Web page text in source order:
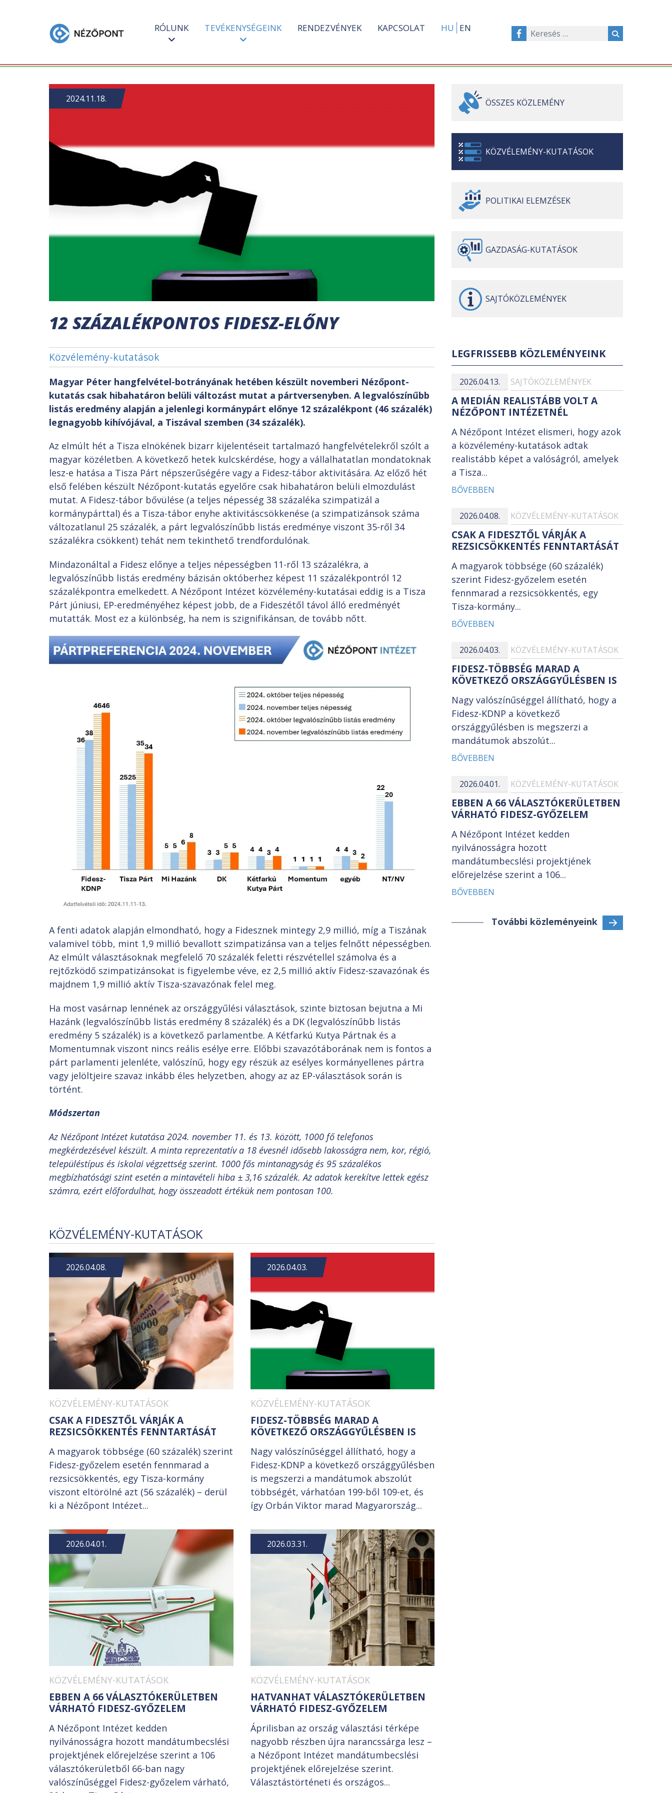
RÓLUNK TEVÉKENYSÉGEINK RENDEZVÉNYEK KAPCSOLAT HU EN
12 SZÁZALÉKPONTOS FIDESZ-ELŐNY
Közvélemény-kutatások
2024.11.18.
Magyar Péter hangfelvétel-botrányának hetében készült novemberi Nézőpont-
kutatás csak hibahatáron belüli változást mutat a pártversenyben. A legvalószínűbb
listás eredmény alapján a jelenlegi kormánypárt előnye 12 százalékpont (46 százalék)
legnagyobb kihívójával, a Tiszával szemben (34 százalék).
Az elmúlt hét a Tisza elnökének bizarr kijelentéseit tartalmazó hangfelvételekről szólt a
magyar közéletben. A következő hetek kulcskérdése, hogy a vállalhatatlan mondatoknak
lesz-e hatása a Tisza Párt népszerűségére vagy a Fidesz-tábor aktivitására. Az előző hét
első felében készült Nézőpont-kutatás egyelőre csak hibahatáron belüli elmozdulást
mutat. A Fidesz-tábor bővülése (a teljes népesség 38 százaléka szimpatizál a
kormánypárttal) és a Tisza-tábor enyhe aktivitáscsökkenése (a szimpatizánsok száma
változatlanul 25 százalék, a párt legvalószínűbb listás eredménye viszont 35-ről 34
százalékra csökkent) tehát nem tekinthető trendfordulónak.
Mindazonáltal a Fidesz előnye a teljes népességben 11-ről 13 százalékra, a
legvalószínűbb listás eredmény bázisán októberhez képest 11 százalékpontról 12
százalékpontra emelkedett. A Nézőpont Intézet közvélemény-kutatásai eddig is a Tisza
Párt júniusi, EP-eredményéhez képest jobb, de a Fideszétől távol álló eredményét
mutatták. Most ez a különbség, ha nem is szignifikánsan, de tovább nőtt.
A fenti adatok alapján elmondható, hogy a Fidesznek mintegy 2,9 millió, míg a Tiszának
valamivel több, mint 1,9 millió bevallott szimpatizánsa van a teljes felnőtt népességben.
Az elmúlt választásoknak megfelelő 70 százalék feletti részvétellel számolva és a
rejtőzködő szimpatizánsokat is figyelembe véve, ez 2,5 millió aktív Fidesz-szavazónak és
majdnem 1,9 millió aktív Tisza-szavazónak felel meg.
Ha most vasárnap lennének az országgyűlési választások, szinte biztosan bejutna a Mi
Hazánk (legvalószínűbb listás eredmény 8 százalék) és a DK (legvalószínűbb listás
eredmény 5 százalék) is a következő parlamentbe. A Kétfarkú Kutya Pártnak és a
Momentumnak viszont nincs reális esélye erre. Előbbi szavazótáborának nem is fontos a
párt parlamenti jelenléte, valószínű, hogy egy részük az esélyes kormányellenes pártra
vagy jelöltjeire szavaz inkább éles helyzetben, ahogy az az EP-választások során is
történt.
Módszertan
Az Nézőpont Intézet kutatása 2024. november 11. és 13. között, 1000 fő telefonos
megkérdezésével készült. A minta reprezentatív a 18 évesnél idősebb lakosságra nem, kor, régió,
településtípus és iskolai végzettség szerint. 1000 fős mintanagyság és 95 százalékos
megbízhatósági szint esetén a mintavételi hiba ± 3,16 százalék. Az adatok kerekítve lettek egész
számra, ezért előfordulhat, hogy összeadott értékük nem pontosan 100.
KÖZVÉLEMÉNY-KUTATÁSOK
2026.04.08.
KÖZVÉLEMÉNY-KUTATÁSOK
CSAK A FIDESZTŐL VÁRJÁK A
REZSICSÖKKENTÉS FENNTARTÁSÁT
A magyarok többsége (60 százalék) szerint
Fidesz-győzelem esetén fennmarad a
rezsicsökkentés, egy Tisza-kormány
viszont eltörölné azt (56 százalék) – derül
ki a Nézőpont Intézet...
2026.04.03.
KÖZVÉLEMÉNY-KUTATÁSOK
FIDESZ-TÖBBSÉG MARAD A
KÖVETKEZŐ ORSZÁGGYŰLÉSBEN IS
Nagy valószínűséggel állítható, hogy a
Fidesz-KDNP a következő országgyűlésben
is megszerzi a mandátumok abszolút
többségét, várhatóan 199-ből 109-et, és
így Orbán Viktor marad Magyarország...
2026.04.01.
KÖZVÉLEMÉNY-KUTATÁSOK
EBBEN A 66 VÁLASZTÓKERÜLETBEN
VÁRHATÓ FIDESZ-GYŐZELEM
A Nézőpont Intézet kedden
nyilvánosságra hozott mandátumbecslési
projektjének előrejelzése szerint a 106
választókerületből 66-ban nagy
valószínűséggel Fidesz-győzelem várható,
2026.03.31.
KÖZVÉLEMÉNY-KUTATÁSOK
HATVANHAT VÁLASZTÓKERÜLETBEN
VÁRHATÓ FIDESZ-GYŐZELEM
Áprilisban az ország választási térképe
nagyobb részben újra narancssárga lesz –
a Nézőpont Intézet mandátumbecslési
projektjének előrejelzése szerint.
Választástörténeti és országos...
ÖSSZES KÖZLEMÉNY
KÖZVÉLEMÉNY-KUTATÁSOK
POLITIKAI ELEMZÉSEK
GAZDASÁG-KUTATÁSOK
SAJTÓKÖZLEMÉNYEK
LEGFRISSEBB KÖZLEMÉNYEINK
2026.04.13. SAJTÓKÖZLEMÉNYEK
A MEDIÁN REALISTÁBB VOLT A
NÉZŐPONT INTÉZETNÉL
A Nézőpont Intézet elismeri, hogy azok
a közvélemény-kutatások adtak
realistább képet a valóságról, amelyek
a Tisza...
BŐVEBBEN
2026.04.08. KÖZVÉLEMÉNY-KUTATÁSOK
CSAK A FIDESZTŐL VÁRJÁK A
REZSICSÖKKENTÉS FENNTARTÁSÁT
A magyarok többsége (60 százalék)
szerint Fidesz-győzelem esetén
fennmarad a rezsicsökkentés, egy
Tisza-kormány...
BŐVEBBEN
2026.04.03. KÖZVÉLEMÉNY-KUTATÁSOK
FIDESZ-TÖBBSÉG MARAD A
KÖVETKEZŐ ORSZÁGGYŰLÉSBEN IS
Nagy valószínűséggel állítható, hogy a
Fidesz-KDNP a következő
országgyűlésben is megszerzi a
mandátumok abszolút...
BŐVEBBEN
2026.04.01. KÖZVÉLEMÉNY-KUTATÁSOK
EBBEN A 66 VÁLASZTÓKERÜLETBEN
VÁRHATÓ FIDESZ-GYŐZELEM
A Nézőpont Intézet kedden
nyilvánosságra hozott
mandátumbecslési projektjének
előrejelzése szerint a 106...
BŐVEBBEN
További közleményeink